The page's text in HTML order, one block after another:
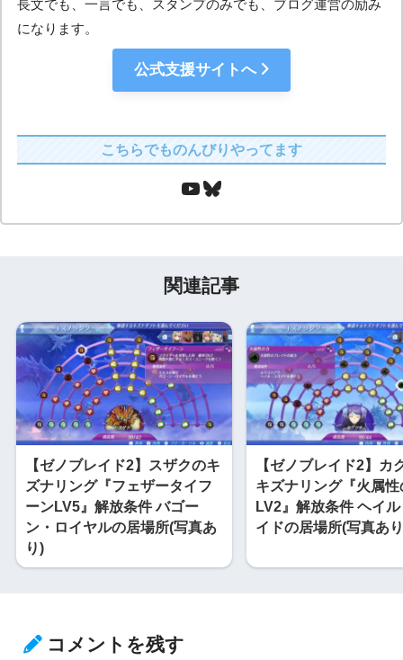
長文でも、一言でも、スタンプのみでも、ブログ運営の励み
になります。
公式支援サイトへ
こちらでものんびりやってます
関連記事
【ゼノブレイド2】スザクのキ
ズナリング『フェザータイフ
ーンLV5』解放条件 バゴー
ン・ロイヤルの居場所(写真あ
り)
【ゼノブレイド2】カ
キズナリング『火属性
LV2』解放条件 ヘイ
イドの居場所(写真あ
コメントを残す